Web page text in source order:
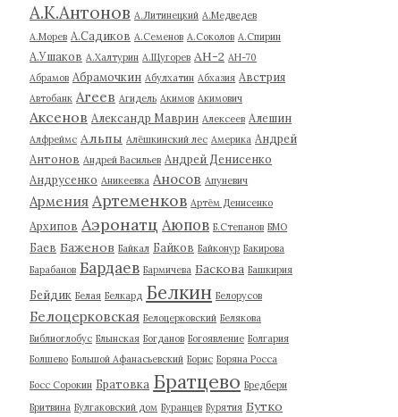
А.К.Антонов А.Литинецкий А.Медведев
А.Морев А.Садиков А.Семенов А.Соколов А.Спирин
А.Ушаков А.Халтурин А.Щугорев АН-2 АН-70
Абрамов Абрамочкин Абулхатин Абхазия Австрия
Автобанк Агеев Агидель Акимов Акимович
Аксенов Александр Маврин Алексеев Алешин
Алфреймс Альпы Алёшкинский лес Америка Андрей
Антонов Андрей Васильев Андрей Денисенко
Андрусенко Аникеевка Аносов Апуневич
Армения Артеменков Артём Денисенко
Архипов Аэронатц Аюпов Б.Степанов БМО
Баев Баженов Байкал Байков Байконур Бакирова
Барабанов Бардаев Бармичева Баскова Башкирия
Бейдик Белая Белкард Белкин Белорусов
Белоцерковская Белоцерковский Белякова
Библиоглобус Блынская Богданов Богоявление Болгария
Болшево Большой Афанасьевский Борис Боряна Росса
Босс Сорокин Братовка Братцево Бредбери
Бритвина Булгаковский дом Буранцев Бурятия Бутко